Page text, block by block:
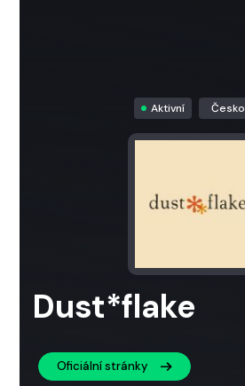
Aktivní Česko
Dust*flake
Oficiální stránky